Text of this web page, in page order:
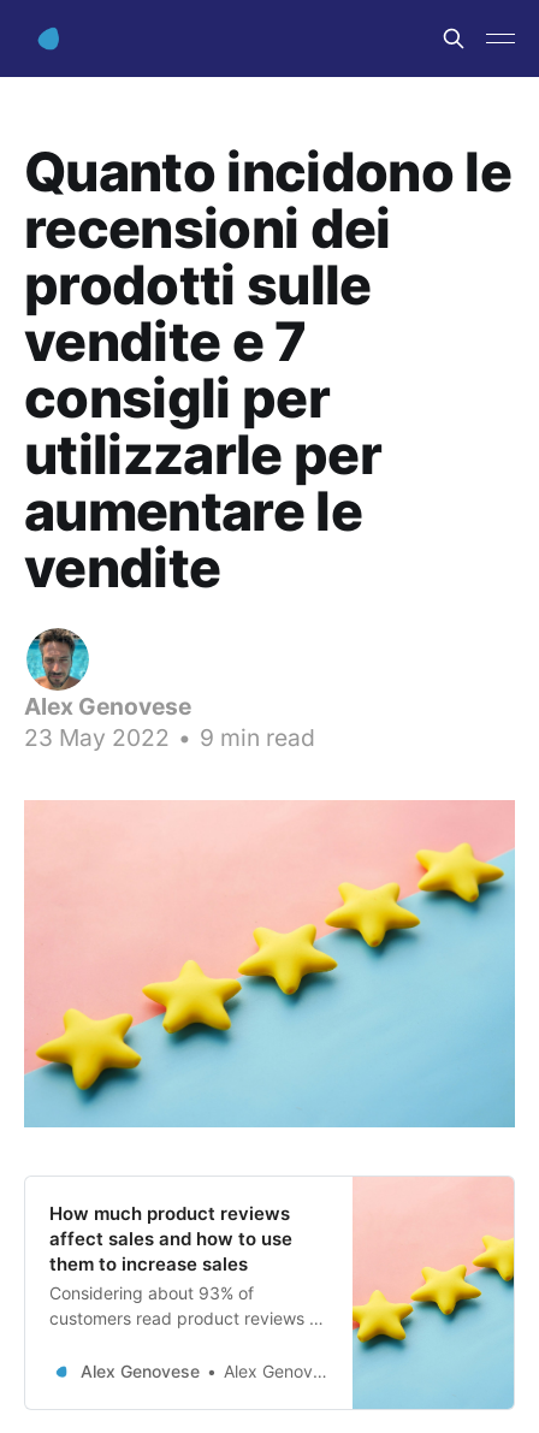
Quanto incidono le
recensioni dei
prodotti sulle
vendite e 7
consigli per
utilizzarle per
aumentare le
vendite
Alex Genovese
23 May 2022 • 9 min read
How much product reviews
affect sales and how to use
them to increase sales
Considering about 93% of
customers read product reviews to
reviews CAN be one of your most
Alex Genovese Alex Genovese